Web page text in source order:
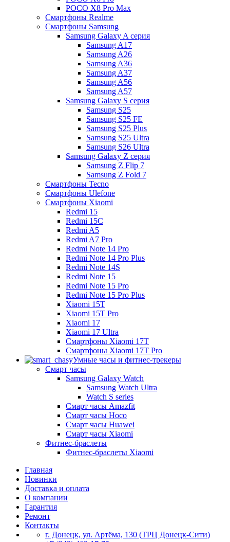
POCO X8 Pro Max
Смартфоны Realme
Смартфоны Samsung
Samsung Galaxy A серия
Samsung A17
Samsung A26
Samsung A36
Samsung A37
Samsung A56
Samsung A57
Samsung Galaxy S серия
Samsung S25
Samsung S25 FE
Samsung S25 Plus
Samsung S25 Ultra
Samsung S26 Ultra
Samsung Galaxy Z серия
Samsung Z Flip 7
Samsung Z Fold 7
Смартфоны Tecno
Смартфоны Ulefone
Смартфоны Xiaomi
Redmi 15
Redmi 15C
Redmi A5
Redmi A7 Pro
Redmi Note 14 Pro
Redmi Note 14 Pro Plus
Redmi Note 14S
Redmi Note 15
Redmi Note 15 Pro
Redmi Note 15 Pro Plus
Xiaomi 15T
Xiaomi 15T Pro
Xiaomi 17
Xiaomi 17 Ultra
Смартфоны Xiaomi 17Т
Смартфоны Xiaomi 17Т Pro
Умные часы и фитнес-трекеры
Смарт часы
Samsung Galaxy Watch
Samsung Watch Ultra
Watch S series
Смарт часы Amazfit
Смарт часы Hoco
Смарт часы Huawei
Смарт часы Xiaomi
Фитнес-браслеты
Фитнес-браслеты Xiaomi
Главная
Новинки
Доставка и оплата
О компании
Гарантия
Ремонт
Контакты
г. Донецк, ул. Артёма, 130 (ТРЦ Донецк-Сити)